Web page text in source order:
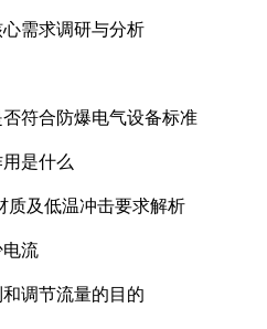
需求调研与分析
符合防爆电气设备标准
是什么
质及低温冲击要求解析
流
调节流量的目的